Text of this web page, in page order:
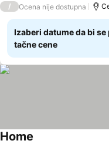
/ Ocena nije dostupna
Izaberi datume da bi se
tačne cene
Home